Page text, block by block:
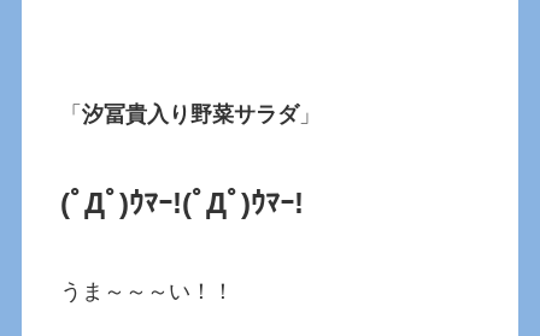
「汐冨貴入り野菜サラダ」
(ﾟДﾟ)ｳﾏｰ!(ﾟДﾟ)ｳﾏｰ!
うま～～～い！！